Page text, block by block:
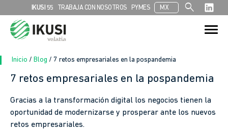
IKUSI 55 TRABAJA CON NOSOTROS PYMES MX search
Search
for:
Search Button
Inicio / Blog / 7 retos empresariales en la pospandemia
7 retos empresariales en la pospandemia
Gracias a la transformación digital los negocios tienen la
oportunidad de modernizarse y prosperar ante los nuevos
retos empresariales.